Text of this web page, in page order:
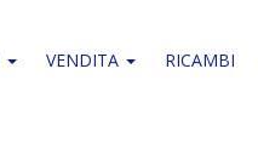
VENDITA RICAMBI